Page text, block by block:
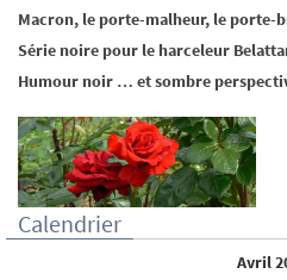
Macron, le porte-malheur, le porte-
Série noire pour le harceleur
Humour noir … et sombre
Calendrier
avril